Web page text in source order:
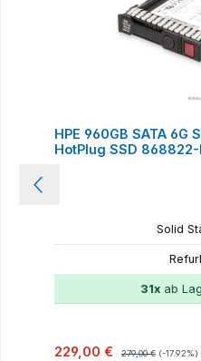
HPE 960GB SATA 6G
HotPlug SSD
Solid
31xab
Verkaufspreis:
229,00 € 279,00 € (-17.92%)